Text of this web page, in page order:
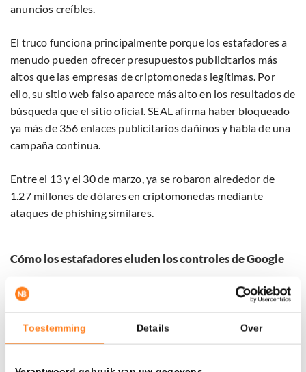
Toestemming Details Over
anuncios creíbles.
El truco funciona principalmente porque los estafadores a
menudo pueden ofrecer presupuestos publicitarios más
altos que las empresas de criptomonedas legítimas. Por
ello, su sitio web falso aparece más alto en los resultados de
búsqueda que el sitio oficial. SEAL afirma haber bloqueado
ya más de 356 enlaces publicitarios dañinos y habla de una
campaña continua.
Entre el 13 y el 30 de marzo, ya se robaron alrededor de
1.27 millones de dólares en criptomonedas mediante
ataques de phishing similares.
Cómo los estafadores eluden los controles de Google
Las campañas de phishing utilizan técnicas avanzadas para
evadir los controles automáticos de seguridad de Google.
Los atacantes emplean URLs que parecen confiables y